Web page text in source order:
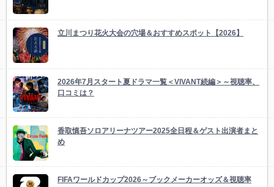
立川まつり花火大会の穴場＆おすすめスポット【2026】
2026年7月スタート夏ドラマ一覧＜VIVANT続編＞～視聴率、
口コミは？
香取慎吾ソロアリーナツアー2025全日程＆ゲスト出演者まと
め
FIFAワールドカップ2026～ブックメーカーオッズ＆視聴率